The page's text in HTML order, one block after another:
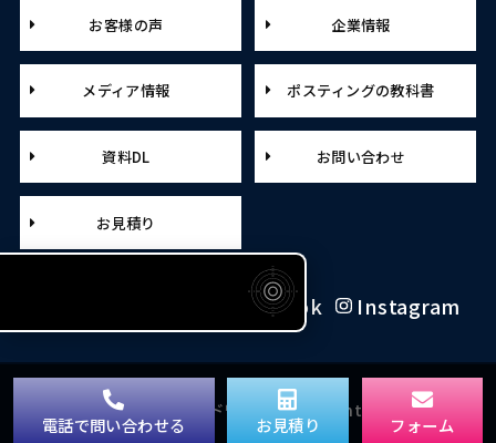
お客様の声 企業情報
メディア情報 ポスティングの教科書
資料DL お問い合わせ
お見積り
Facebook Instagram
© Copyright 2026 アドワールド. All rights reserved.
電話で問い合わせる お見積り フォーム